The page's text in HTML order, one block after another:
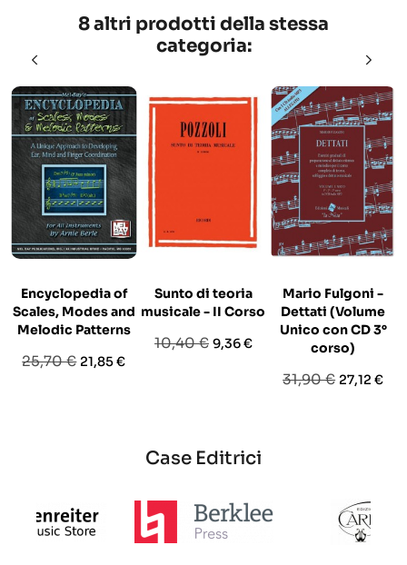
8 altri prodotti della stessa
categoria:
Encyclopedia of
Scales, Modes and
Melodic Patterns
Prezzo
25,70 € Prezzo
21,85 €
Sunto di teoria
musicale - II Corso
Prezzo
10,40 € Prezzo
9,36 €
Mario Fulgoni -
Dettati (Volume
Unico con CD 3°
corso)
Prezzo
31,90 € Prezzo
27,12 €
Case Editrici